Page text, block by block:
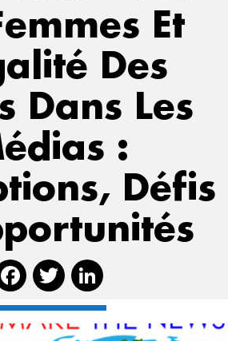
Et
Des
Dans Les
:
Défis
Facebook
Twitter